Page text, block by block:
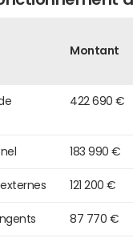
Montant
422 690 €
183 990 €
121 200 €
87 770 €